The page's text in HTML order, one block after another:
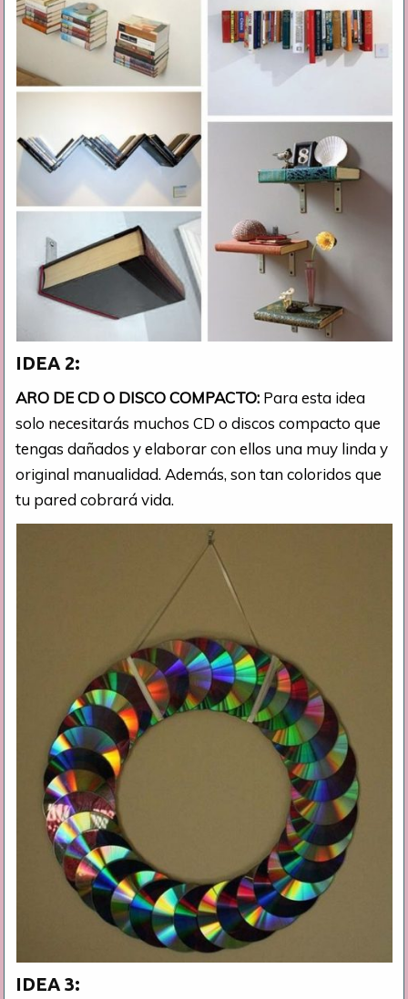
IDEA 2:
ARO DE CD O DISCO COMPACTO: Para esta idea
solo necesitarás muchos CD o discos compacto que
tengas dañados y elaborar con ellos una muy linda y
original manualidad. Además, son tan coloridos que
tu pared cobrará vida.
IDEA 3: